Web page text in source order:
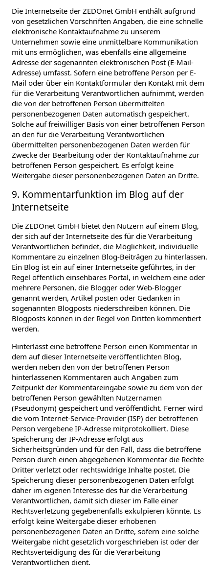
Die Internetseite der ZEDOnet GmbH enthält aufgrund
von gesetzlichen Vorschriften Angaben, die eine schnelle
elektronische Kontaktaufnahme zu unserem
Unternehmen sowie eine unmittelbare Kommunikation
mit uns ermöglichen, was ebenfalls eine allgemeine
Adresse der sogenannten elektronischen Post (E-Mail-
Adresse) umfasst. Sofern eine betroffene Person per E-
Mail oder über ein Kontaktformular den Kontakt mit dem
für die Verarbeitung Verantwortlichen aufnimmt, werden
die von der betroffenen Person übermittelten
personenbezogenen Daten automatisch gespeichert.
Solche auf freiwilliger Basis von einer betroffenen Person
an den für die Verarbeitung Verantwortlichen
übermittelten personenbezogenen Daten werden für
Zwecke der Bearbeitung oder der Kontaktaufnahme zur
betroffenen Person gespeichert. Es erfolgt keine
Weitergabe dieser personenbezogenen Daten an Dritte.
9. Kommentarfunktion im Blog auf der
Internetseite
Die ZEDOnet GmbH bietet den Nutzern auf einem Blog,
der sich auf der Internetseite des für die Verarbeitung
Verantwortlichen befindet, die Möglichkeit, individuelle
Kommentare zu einzelnen Blog-Beiträgen zu hinterlassen.
Ein Blog ist ein auf einer Internetseite geführtes, in der
Regel öffentlich einsehbares Portal, in welchem eine oder
mehrere Personen, die Blogger oder Web-Blogger
genannt werden, Artikel posten oder Gedanken in
sogenannten Blogposts niederschreiben können. Die
Blogposts können in der Regel von Dritten kommentiert
werden.
Hinterlässt eine betroffene Person einen Kommentar in
dem auf dieser Internetseite veröffentlichten Blog,
werden neben den von der betroffenen Person
hinterlassenen Kommentaren auch Angaben zum
Zeitpunkt der Kommentareingabe sowie zu dem von der
betroffenen Person gewählten Nutzernamen
(Pseudonym) gespeichert und veröffentlicht. Ferner wird
die vom Internet-Service-Provider (ISP) der betroffenen
Person vergebene IP-Adresse mitprotokolliert. Diese
Speicherung der IP-Adresse erfolgt aus
Sicherheitsgründen und für den Fall, dass die betroffene
Person durch einen abgegebenen Kommentar die Rechte
Dritter verletzt oder rechtswidrige Inhalte postet. Die
Speicherung dieser personenbezogenen Daten erfolgt
daher im eigenen Interesse des für die Verarbeitung
Verantwortlichen, damit sich dieser im Falle einer
Rechtsverletzung gegebenenfalls exkulpieren könnte. Es
erfolgt keine Weitergabe dieser erhobenen
personenbezogenen Daten an Dritte, sofern eine solche
Weitergabe nicht gesetzlich vorgeschrieben ist oder der
Rechtsverteidigung des für die Verarbeitung
Verantwortlichen dient.